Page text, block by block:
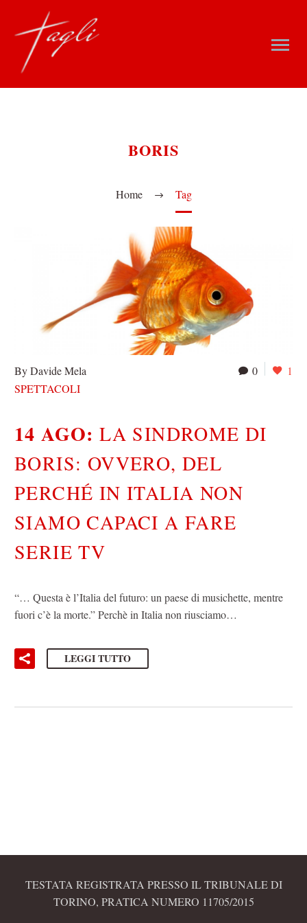
BORIS
Home Tag
0 1
By Davide Mela
SPETTACOLI
14 AGO:LA SINDROME DI
BORIS: OVVERO, DEL
PERCHÉ IN ITALIA NON
SIAMO CAPACI A FARE
SERIE TV
“… Questa è l’Italia del futuro: un paese di musichette, mentre
fuori c’è la morte.” Perchè in Italia non riusciamo…
LEGGI TUTTO
TESTATA REGISTRATA PRESSO IL TRIBUNALE DI
TORINO, PRATICA NUMERO 11705/2015